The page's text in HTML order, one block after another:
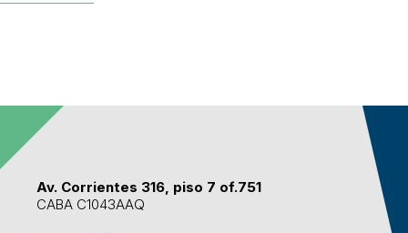
Av. Corrientes 316, piso 7 of.751
CABA C1043AAQ